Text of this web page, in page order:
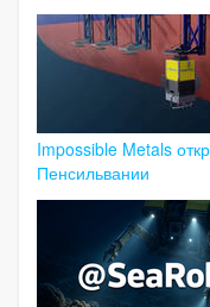
Impossible Metals
Пенсильвании